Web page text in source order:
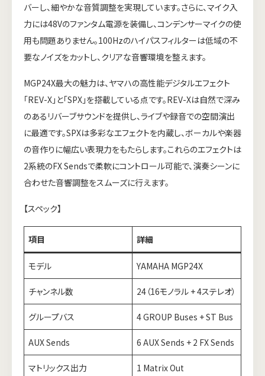
バーし、細やかな音質調整を実現しています。さらに、マイク入
力には48Vのファンタム電源を装備し、コンデンサーマイクの使
用も問題ありません。100Hzのハイパスフィルターは低域の不
要なノイズをカットし、クリアな音響環境を整えます。
MGP24X最大の魅力は、ヤマハの高性能デジタルエフェクト
「REV-X」と「SPX」を搭載している点です。REV-Xは自然で深み
のあるリバーブサウンドを提供し、ライブや録音での空間演出
に最適です。SPXは多彩なエフェクトを内蔵し、ボーカルや楽器
の音作りに幅広い表現力をもたらします。これらのエフェクトは
2系統のFX Sendsで柔軟にコントロール可能で、演奏シーンに
合わせた音響調整をスムーズに行えます。
【スペック】
項目 詳細
モデル YAMAHA MGP24X
チャンネル数 24（16モノラル + 4ステレオ）
グループバス 4 GROUP Buses + ST Bus
AUX Sends 6 AUX Sends + 2 FX Sends
マトリックス出力 1 Matrix Out